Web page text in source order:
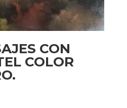
CON
COLOR